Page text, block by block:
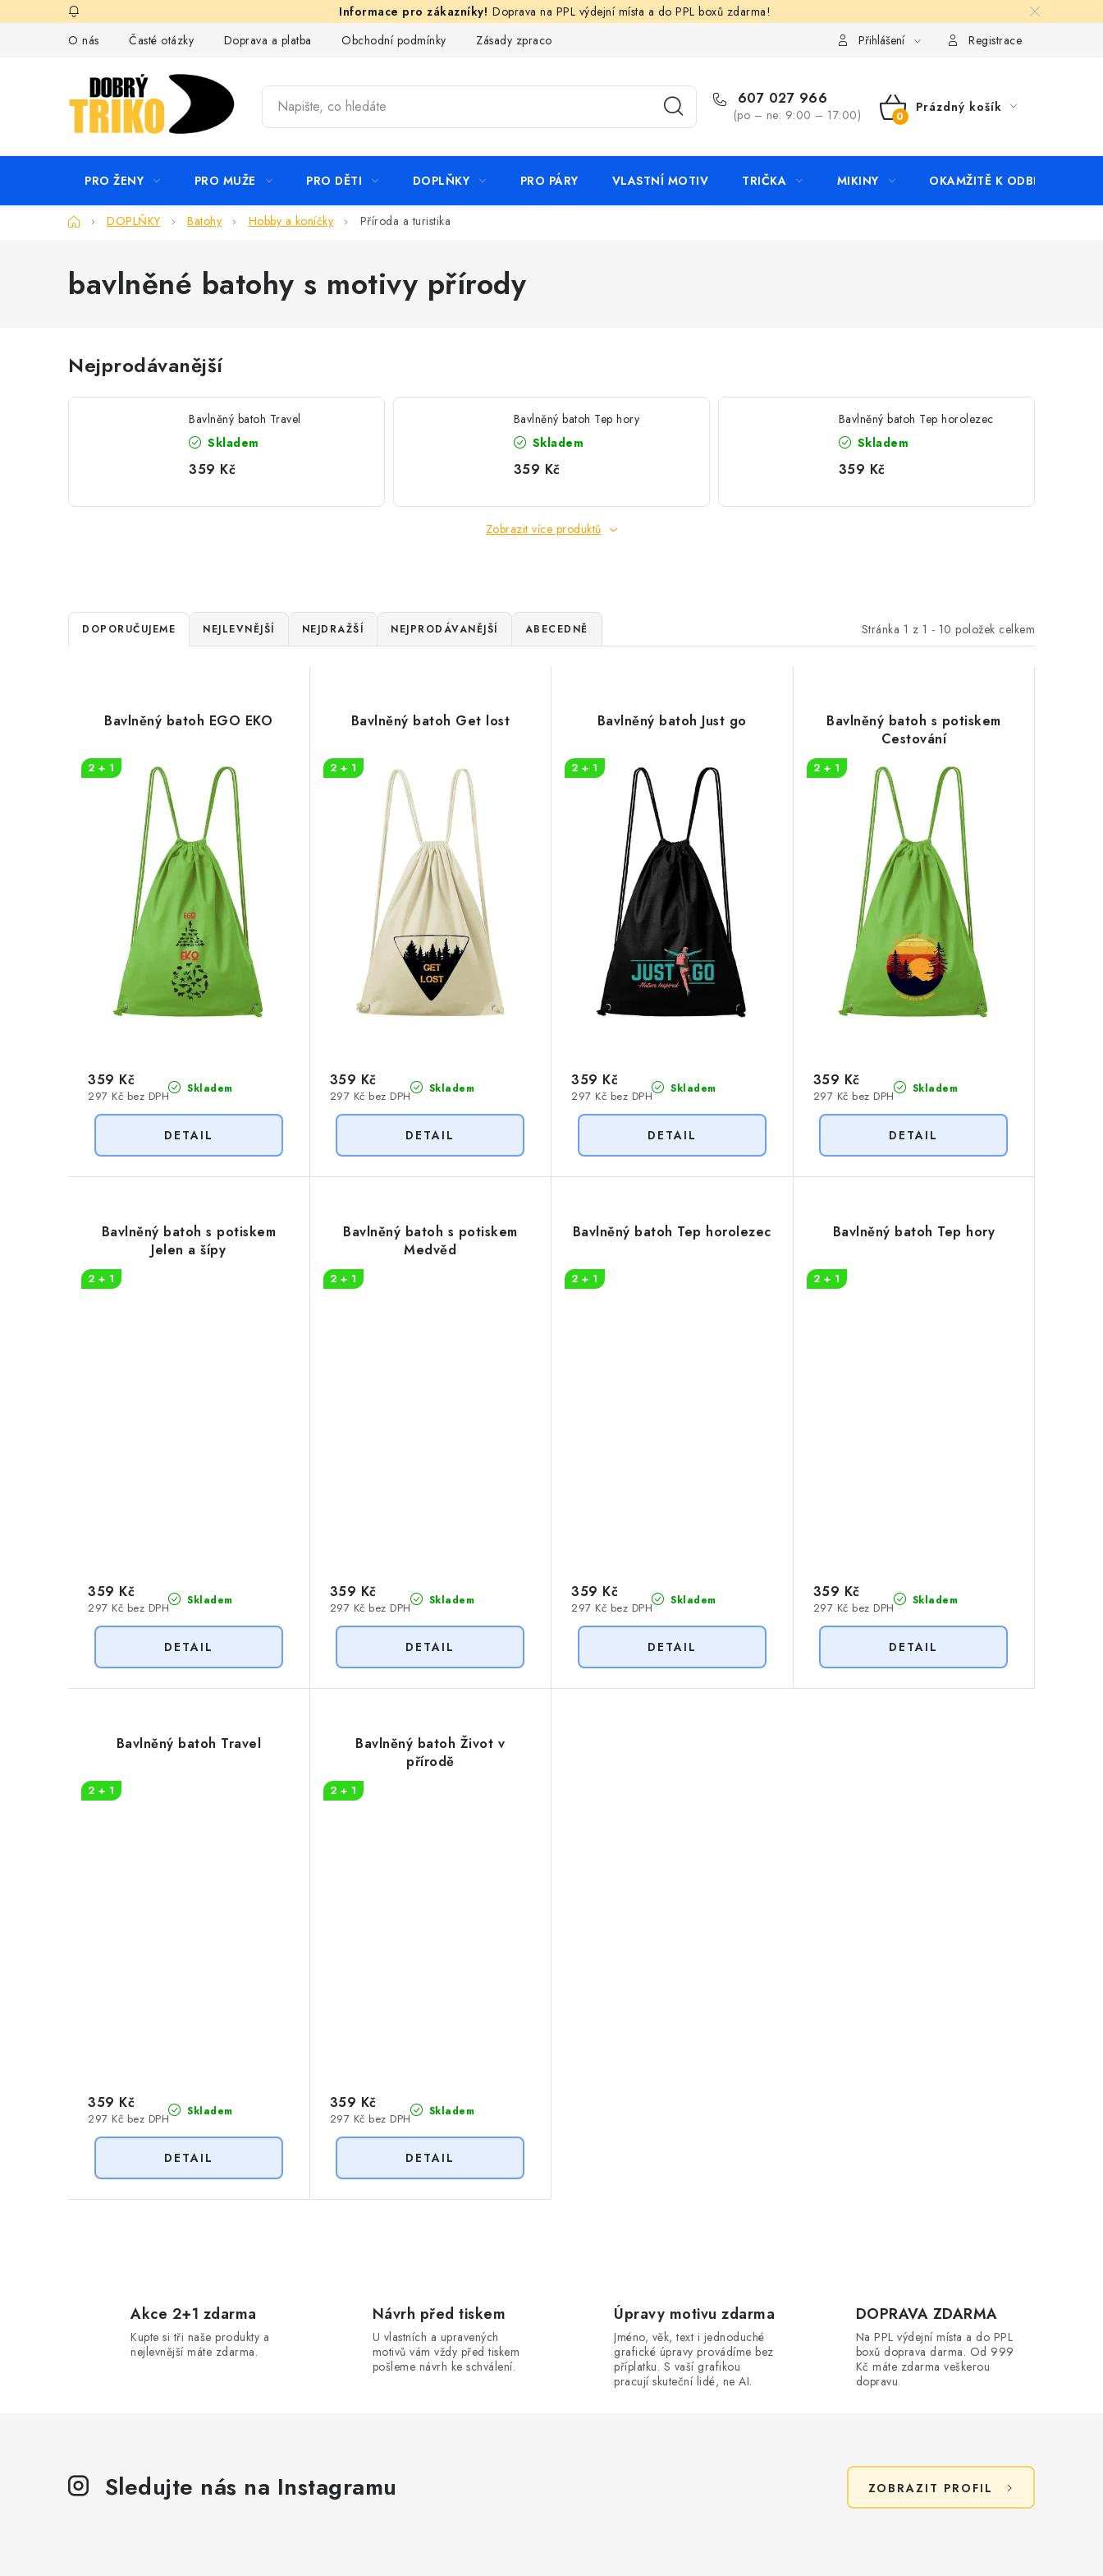
na
Doprava na PPL výdejní místa a do PPL boxů zdarma!
O nás
Časté otázky Doprava a platba Obchodní podmínky Zásady zpracování ochrany osobních údajů KontaktyPřihlášení Registrace
607 027 966
(po – ne: 9:00 – 17:00)
NÁKUPNÍ
Prázdný košík
PRO ŽENY PRO MUŽE PRO DĚTI DOPLŇKY PRO PÁRY VLASTNÍ MOTIV TRIČKA MIKINY OKAMŽITĚ K ODBĚRU
DomůDOPLŇKY Batohy Hobby a koníčky Příroda a turistika
bavlněné batohy s motivy přírody
Nejprodávanější
Bavlněný batoh Travel
Skladem
359 Kč
Bavlněný batoh Tep hory
Skladem
359 Kč
Bavlněný batoh Tep horolezec
Skladem
359 Kč
Zobrazit více produktů
Stránka 1 z 1 - 10 položek celkem
Ř
a
DOPORUČUJEME NEJLEVNĚJŠÍ NEJDRAŽŠÍ NEJPRODÁVANĚJŠÍ ABECEDNĚ
Bavlněný batoh EGO EKO
2 + 1
Skladem
297 Kč bez DPH
359 Kč
Bavlněný batoh Get lost
2 + 1
Skladem
297 Kč bez DPH
359 Kč
Bavlněný batoh Just go
2 + 1
Skladem
297 Kč bez DPH
359 Kč
Bavlněný batoh s potiskem
Cestování
2 + 1
Skladem
297 Kč bez DPH
359 Kč
Bavlněný batoh s potiskem
Jelen a šípy
2 + 1
Skladem
297 Kč bez DPH
359 Kč
Bavlněný batoh s potiskem
Medvěd
2 + 1
Skladem
297 Kč bez DPH
359 Kč
Bavlněný batoh Tep horolezec
2 + 1
Skladem
297 Kč bez DPH
359 Kč
Bavlněný batoh Tep hory
2 + 1
Skladem
297 Kč bez DPH
359 Kč
Bavlněný batoh Travel
2 + 1
Skladem
297 Kč bez DPH
359 Kč
Bavlněný batoh Život v
přírodě
2 + 1
Skladem
297 Kč bez DPH
359 Kč
p
Akce 2+1 zdarma
Kupte si tři naše produkty a
nejlevnější máte zdarma.
Návrh před tiskem
U vlastních a upravených
motivů vám vždy před tiskem
pošleme návrh ke schválení.
Úpravy motivu zdarma
Jméno, věk, text i jednoduché
grafické úpravy provádíme bez
příplatku. S vaší grafikou
pracují skuteční lidé, ne AI.
DOPRAVA ZDARMA
Na PPL výdejní místa a do PPL
boxů doprava darma. Od 999
Kč máte zdarma veškerou
dopravu.
Sledujte nás na Instagramu ZOBRAZIT PROFIL